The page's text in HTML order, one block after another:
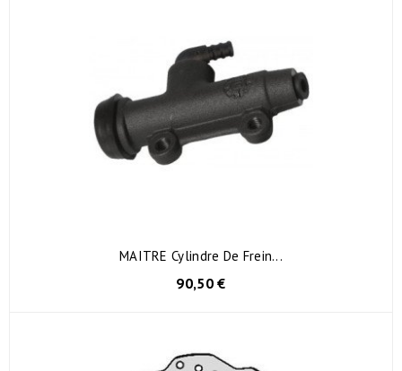
MAITRE Cylindre De Frein...
90,50 €